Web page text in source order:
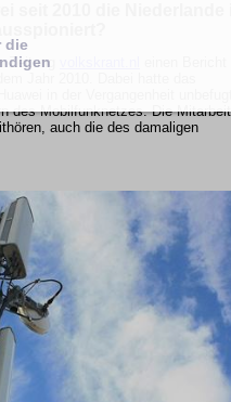
seit 2010 die Niederlande
Zeitung
Jahr 2010. Dabei hatte das
in der Vergangenheit
des Mobilfunknetzes. Die
auch die des damaligen
die